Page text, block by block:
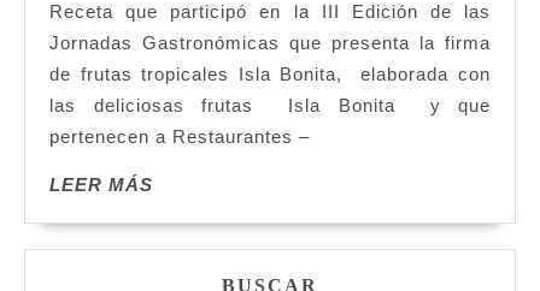
salmonetes,
con
piña,
carpaccio
de
papaya,
Receta que participó en la III Edición de las
Jornadas Gastronómicas que presenta la firma
de frutas tropicales Isla Bonita, elaborada con
las deliciosas frutas Isla Bonita y que
pertenecen a Restaurantes –
LEER MÁS
BUSCAR